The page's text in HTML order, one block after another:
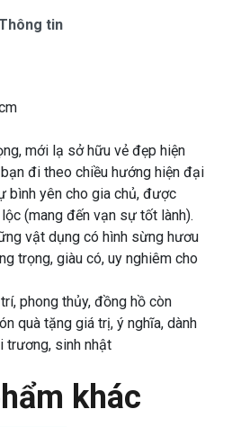
tin
mới lạ sở hữu vẻ đẹp hiện
đi theo chiều hướng hiện đại
bình yên cho gia chủ, được
(mang đến vạn sự tốt lành).
vật dụng có hình sừng hươu
trọng, giàu có, uy nghiêm cho
phong thủy, đồng hồ còn
quà tặng giá trị, ý nghĩa, dành
trương, sinh nhật
khác